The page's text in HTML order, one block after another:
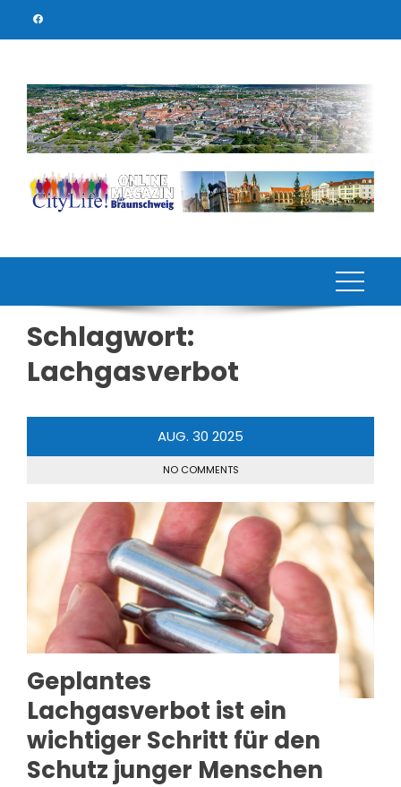
Schlagwort:
Lachgasverbot
AUG. 30 2025
NO COMMENTS
Geplantes
Lachgasverbot ist ein
wichtiger Schritt für den
Schutz junger Menschen